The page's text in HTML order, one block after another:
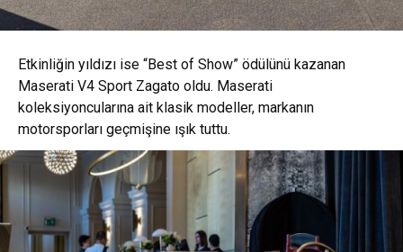
Etkinliğin yıldızı ise “Best of Show” ödülünü kazanan
Maserati V4 Sport Zagato oldu. Maserati
koleksiyoncularına ait klasik modeller, markanın
motorsporları geçmişine ışık tuttu.